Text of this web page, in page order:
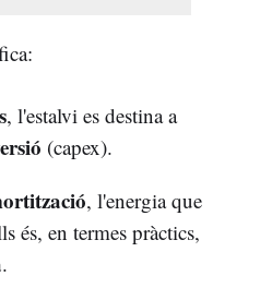
, l'estalvi es destina a
(capex).
, l'energia que
és, en termes pràctics,
.